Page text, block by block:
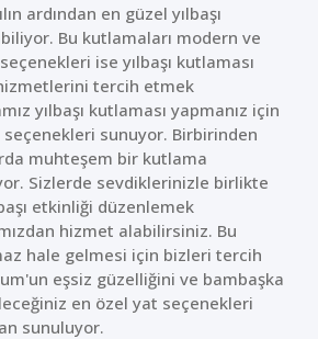
ardından en güzel yılbaşı
Bu kutlamaları modern ve
ise yılbaşı kutlaması
tercih etmek
yılbaşı kutlaması yapmanız için
sunuyor. Birbirinden
muhteşem bir kutlama
Sizlerde sevdiklerinizle birlikte
etkinliği düzenlemek
hizmet alabilirsiniz. Bu
hale gelmesi için bizleri tercih
eşsiz güzelliğini ve bambaşka
en özel yat seçenekleri
sunuluyor.